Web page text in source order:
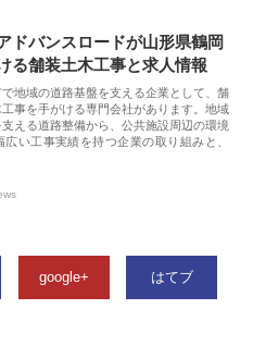
ドバンスロードが山形県鶴岡
る舗装土木工事と求人情報
地域の道路基盤を支える企業として、舗
事を手がける専門会社があります。地域
える道路整備から、公共施設周辺の環境
広い工事実績を持つ企業の取り組みと、
google+ はてブ